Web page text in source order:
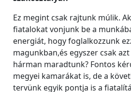
Ez megint csak rajtunk múlik.
fiatalokat vonjunk be a
energiát, hogy foglalkozzunk
magunkban,és egyszer csak
hárman maradtunk? Fontos
megyei kamarákat is, de a
tervünk egyik pontja is a